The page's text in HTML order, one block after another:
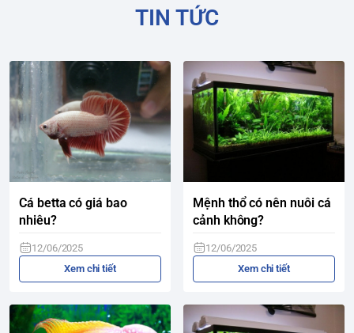
TIN TỨC
Cá betta có giá bao
nhiêu?
12/06/2025
Xem chi tiết
Mệnh thổ có nên nuôi cá
cảnh không?
12/06/2025
Xem chi tiết